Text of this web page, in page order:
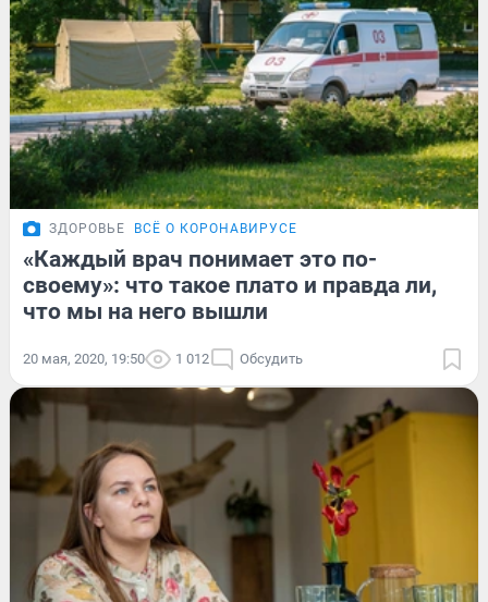
ЗДОРОВЬЕ ВСЁ О КОРОНАВИРУСЕ
«Каждый врач понимает это по-
своему»: что такое плато и правда ли,
что мы на него вышли
20 мая, 2020, 19:50 1 012 Обсудить